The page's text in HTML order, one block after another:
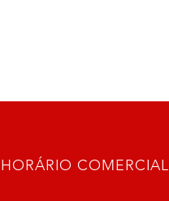
HORÁRIO COMERCIAL